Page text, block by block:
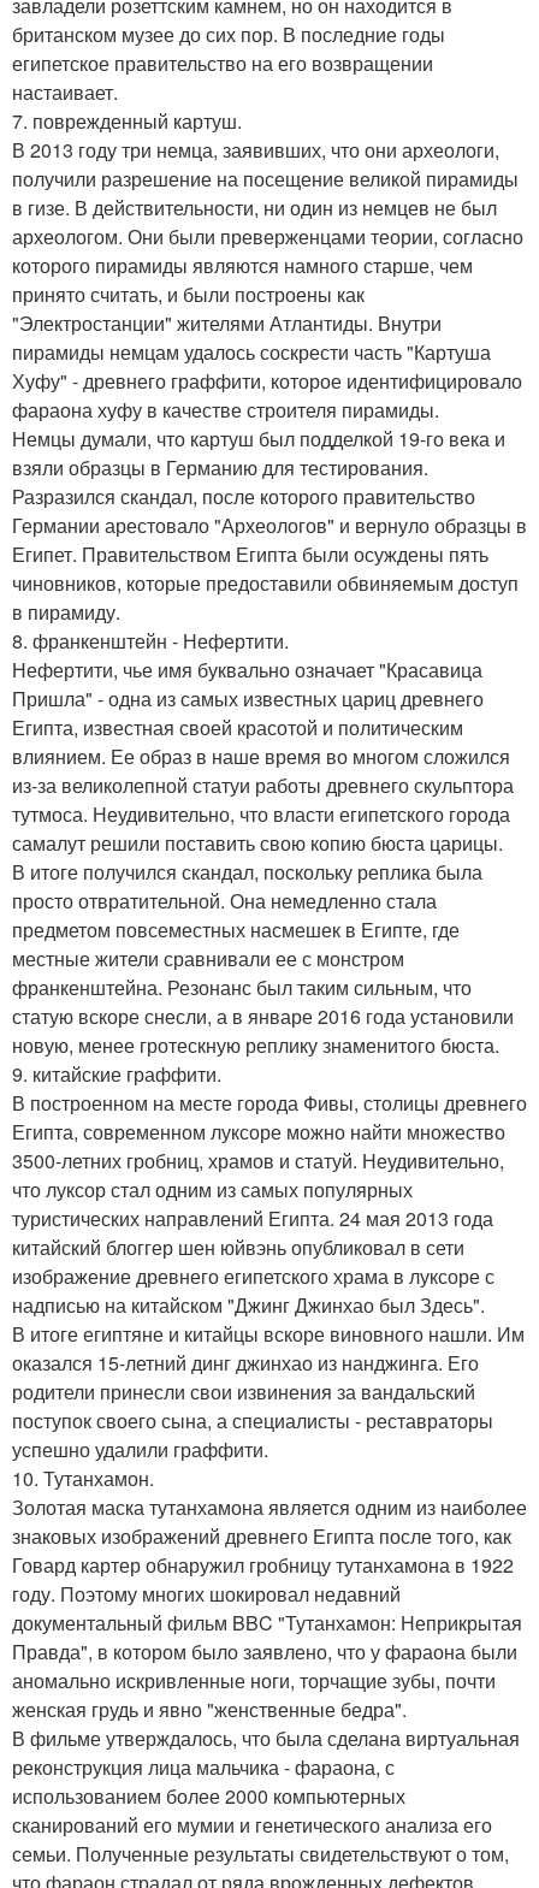
британском музее до сих пор. В последние годы
египетское правительство на его возвращении
настаивает.
7. поврежденный картуш.
В 2013 году три немца, заявивших, что они археологи,
получили разрешение на посещение великой пирамиды
в гизе. В действительности, ни один из немцев не был
археологом. Они были преверженцами теории, согласно
которого пирамиды являются намного старше, чем
принято считать, и были построены как
"Электростанции" жителями Атлантиды. Внутри
пирамиды немцам удалось соскрести часть "Картуша
Хуфу" - древнего граффити, которое идентифицировало
фараона хуфу в качестве строителя пирамиды.
Немцы думали, что картуш был подделкой 19-го века и
взяли образцы в Германию для тестирования.
Разразился скандал, после которого правительство
Германии арестовало "Археологов" и вернуло образцы в
Египет. Правительством Египта были осуждены пять
чиновников, которые предоставили обвиняемым доступ
в пирамиду.
8. франкенштейн - Нефертити.
Нефертити, чье имя буквально означает "Красавица
Пришла" - одна из самых известных цариц древнего
Египта, известная своей красотой и политическим
влиянием. Ее образ в наше время во многом сложился
из-за великолепной статуи работы древнего скульптора
тутмоса. Неудивительно, что власти египетского города
самалут решили поставить свою копию бюста царицы.
В итоге получился скандал, поскольку реплика была
просто отвратительной. Она немедленно стала
предметом повсеместных насмешек в Египте, где
местные жители сравнивали ее с монстром
франкенштейна. Резонанс был таким сильным, что
статую вскоре снесли, а в январе 2016 года установили
новую, менее гротескную реплику знаменитого бюста.
9. китайские граффити.
В построенном на месте города Фивы, столицы древнего
Египта, современном луксоре можно найти множество
3500-летних гробниц, храмов и статуй. Неудивительно,
что луксор стал одним из самых популярных
туристических направлений Египта. 24 мая 2013 года
китайский блоггер шен юйвэнь опубликовал в сети
изображение древнего египетского храма в луксоре с
надписью на китайском "Джинг Джинхао был Здесь".
В итоге египтяне и китайцы вскоре виновного нашли. Им
оказался 15-летний динг джинхао из нанджинга. Его
родители принесли свои извинения за вандальский
поступок своего сына, а специалисты - реставраторы
успешно удалили граффити.
10. Тутанхамон.
Золотая маска тутанхамона является одним из наиболее
знаковых изображений древнего Египта после того, как
Говард картер обнаружил гробницу тутанхамона в 1922
году. Поэтому многих шокировал недавний
документальный фильм BBC "Тутанхамон: Неприкрытая
Правда", в котором было заявлено, что у фараона были
аномально искривленные ноги, торчащие зубы, почти
женская грудь и явно "женственные бедра".
В фильме утверждалось, что была сделана виртуальная
реконструкция лица мальчика - фараона, с
использованием более 2000 компьютерных
сканирований его мумии и генетического анализа его
семьи. Полученные результаты свидетельствуют о том,
что фараон страдал от ряда врожденных дефектов,